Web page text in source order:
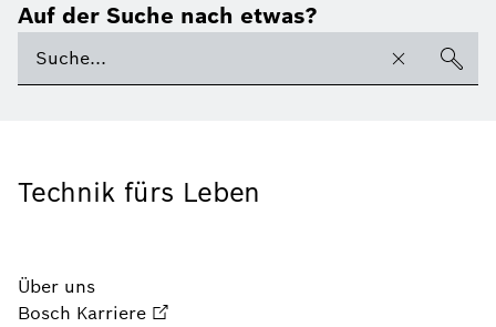
Auf der Suche nach etwas?
Technik fürs Leben
Über uns
Bosch Karriere